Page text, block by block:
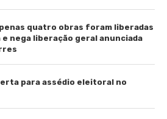
quatro obras foram liberadas
nega liberação geral anunciada
para assédio eleitoral no